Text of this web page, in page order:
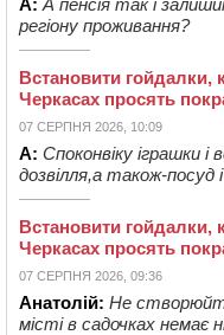
регіону проживання?
Встановити гойдалки,
Черкасах просять
07 СЕРПНЯ 2026, 10:09
А: Споконвіку іграшки
дозвілля,а також-посуд
Встановити гойдалки,
Черкасах просять
07 СЕРПНЯ 2026, 09:36
Анатолій: Не
місті в садочках немає